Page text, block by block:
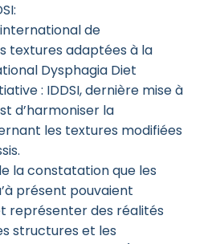
international de
textures adaptées à la
Dysphagia Diet
: IDDSI, dernière mise à
d’harmoniser la
les textures modifiées
la constatation que les
présent pouvaient
représenter des réalités
structures et les